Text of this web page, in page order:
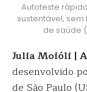
Autoteste
sustentável,
de saúde
Julia Moióli |
desenvolvido
de São Paulo